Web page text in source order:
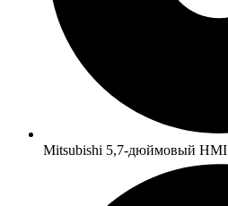
Mitsubishi 5,7-дюймовый HMI